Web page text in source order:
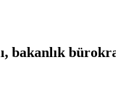
bakanlık